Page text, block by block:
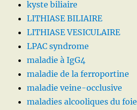
kyste biliaire
LITHIASE BILIAIRE
LITHIASE VESICULAIRE
LPAC syndrome
maladie à IgG4
maladie de la ferroportine
maladie veine-occlusive
maladies alcooliques du foie